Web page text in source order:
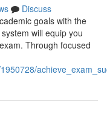
Discuss
goals with the
will equip you
Through focused